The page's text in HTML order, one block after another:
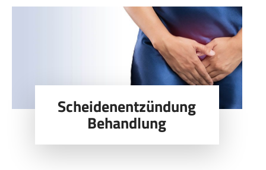
Scheidenentzündung
Behandlung